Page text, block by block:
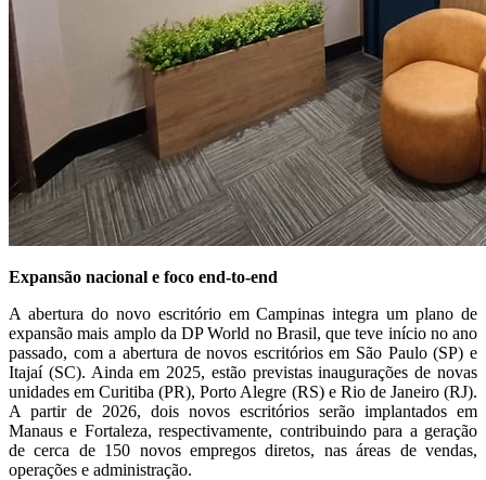
Expansão nacional e foco end-to-end
A abertura do novo escritório em Campinas integra um plano de
expansão mais amplo da DP World no Brasil, que teve início no ano
passado, com a abertura de novos escritórios em São Paulo (SP) e
Itajaí (SC). Ainda em 2025, estão previstas inaugurações de novas
unidades em Curitiba (PR), Porto Alegre (RS) e Rio de Janeiro (RJ).
A partir de 2026, dois novos escritórios serão implantados em
Manaus e Fortaleza, respectivamente, contribuindo para a geração
de cerca de 150 novos empregos diretos, nas áreas de vendas,
operações e administração.